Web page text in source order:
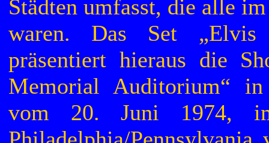
Städten umfasst, die alle
waren. Das Set „Elvis
präsentiert hieraus die
Memorial Auditorium“
vom 20. Juni 1974,